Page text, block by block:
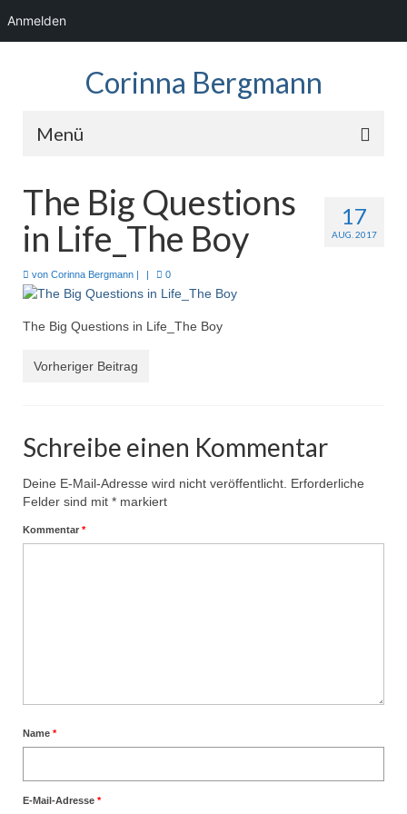
Anmelden
Corinna Bergmann
Menü
News
Fotos
Showreel
Audio
Kontakt
17
AUG. 2017
The Big Questions
in Life_The Boy
von Corinna Bergmann | | 0
The Big Questions in Life_The Boy
Vorheriger Beitrag
Schreibe einen Kommentar
Deine E-Mail-Adresse wird nicht veröffentlicht. Erforderliche
Felder sind mit * markiert
Kommentar *
Name *
E-Mail-Adresse *